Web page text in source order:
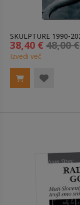
38,40 € 48,00 €
Izvedi več